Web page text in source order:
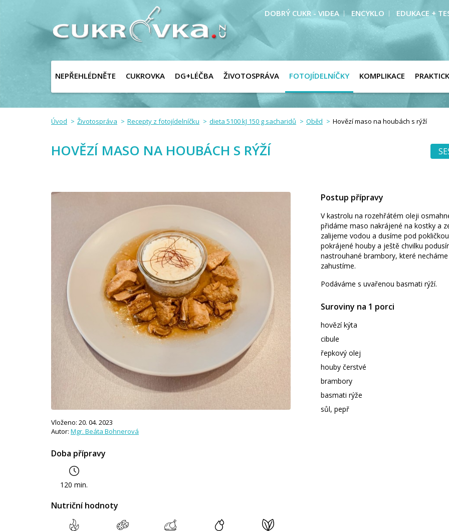
DOBRÝ CUKR - VIDEA ENCYKLO EDUKACE +
NEPŘEHLÉDNĚTE CUKROVKA DG+LÉČBA ŽIVOTOSPRÁVA FOTOJÍDELNÍČKY KOMPLIKACE
Úvod Životospráva Recepty z fotojídelníčku dieta 5100 kJ 150 g sacharidů Oběd Hovězí maso na houbách s rýží
HOVĚZÍ MASO NA HOUBÁCH S RÝŽÍ
Doba přípravy
120 min.
Vloženo: 20. 04. 2023
Autor: Mgr. Beáta Bohnerová
Nutriční hodnoty
Postup přípravy
V kastrolu na rozehřátém oleji
přidáme maso nakrájené na kostky a
zalijeme vodou a dusíme pod
pokrájené houby a ještě chvilku
nastrouhané brambory, které
zahustíme.
Podáváme s uvařenou basmati rýží.
Suroviny na 1 porci
hovězí kýta
cibule
řepkový olej
houby čerstvé
brambory
basmati rýže
sůl, pepř